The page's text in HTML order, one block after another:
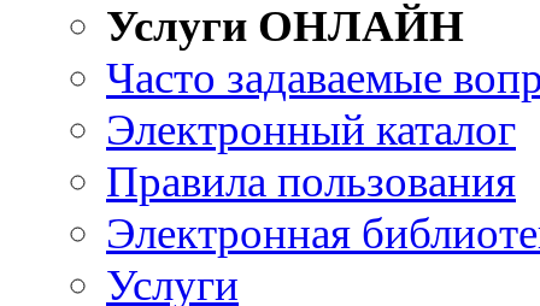
Услуги ОНЛАЙН
Часто задаваемые
Электронный каталог
Правила пользования
Электронная
Услуги